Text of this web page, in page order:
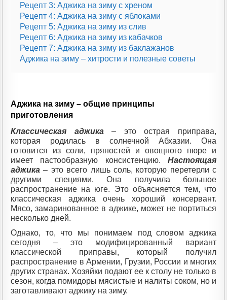
Рецепт 3: Аджика на зиму с хреном
Рецепт 4: Аджика на зиму с яблоками
Рецепт 5: Аджика на зиму из слив
Рецепт 6: Аджика на зиму из кабачков
Рецепт 7: Аджика на зиму из баклажанов
Аджика на зиму – хитрости и полезные советы
Аджика на зиму – общие принципы
приготовления
Классическая аджика– это острая приправа,
которая родилась в солнечной Абхазии. Она
готовится из соли, пряностей и овощного пюре и
имеет пастообразную консистенцию. Настоящая
аджика – это всего лишь соль, которую перетерли с
другими специями. Она получила большое
распространение на юге. Это объясняется тем, что
классическая аджика очень хороший консервант.
Мясо, замаринованное в аджике, может не портиться
несколько дней.
Однако, то, что мы понимаем под словом аджика
сегодня – это модифицированный вариант
классической приправы, который получил
распространение в Армении, Грузии, России и многих
других странах. Хозяйки подают ее к столу не только в
сезон, когда помидоры мясистые и налиты соком, но и
заготавливают аджику на зиму.